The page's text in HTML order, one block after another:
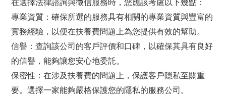
在選擇法律諮詢與徵信服務時，您應該考慮以下幾點：
專業資質：確保所選的服務具有相關的專業資質與豐富的
實務經驗，以便在扶養費問題上為您提供有效的幫助。
信譽：查詢該公司的客戶評價和口碑，以確保其具有良好
的信譽，能夠讓您安心地委託。
保密性：在涉及扶養費的問題上，保護客戶隱私至關重
要。選擇一家能夠嚴格保護您的隱私的服務公司。